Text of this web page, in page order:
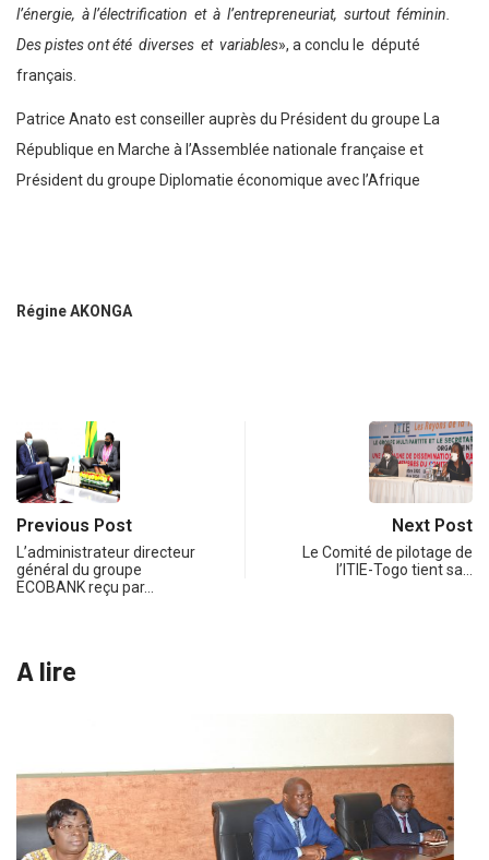
l’énergie, à l’électrification et à l’entrepreneuriat, surtout féminin.
Des pistes ont été diverses et variables», a conclu le député
français.
Patrice Anato est conseiller auprès du Président du groupe La
République en Marche à l’Assemblée nationale française et
Président du groupe Diplomatie économique avec l’Afrique
Régine AKONGA
Previous Post
L’administrateur directeur
général du groupe
ECOBANK reçu par…
Next Post
Le Comité de pilotage de
l’ITIE-Togo tient sa…
A lire